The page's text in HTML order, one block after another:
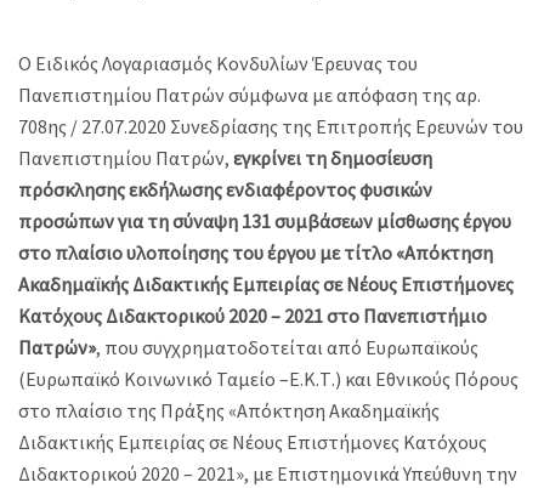
Ο Ειδικός Λογαριασμός Κονδυλίων Έρευνας του
Πανεπιστημίου Πατρών σύμφωνα με απόφαση της αρ.
708ης / 27.07.2020 Συνεδρίασης της Επιτροπής Ερευνών του
Πανεπιστημίου Πατρών, εγκρίνει τη δημοσίευση
πρόσκλησης εκδήλωσης ενδιαφέροντος φυσικών
προσώπων για τη σύναψη 131 συμβάσεων μίσθωσης έργου
στο πλαίσιο υλοποίησης του έργου με τίτλο «Απόκτηση
Ακαδημαϊκής Διδακτικής Εμπειρίας σε Νέους Επιστήμονες
Κατόχους Διδακτορικού 2020 – 2021 στο Πανεπιστήμιο
Πατρών», που συγχρηματοδοτείται από Ευρωπαϊκούς
(Ευρωπαϊκό Κοινωνικό Ταμείο –Ε.Κ.Τ.) και Εθνικούς Πόρους
στο πλαίσιο της Πράξης «Απόκτηση Ακαδημαϊκής
Διδακτικής Εμπειρίας σε Νέους Επιστήμονες Κατόχους
Διδακτορικού 2020 – 2021», με Επιστημονικά Υπεύθυνη την